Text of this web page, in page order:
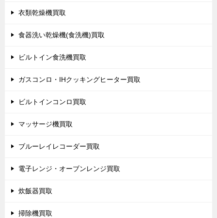
衣類乾燥機買取
食器洗い乾燥機(食洗機)買取
ビルトイン食洗機買取
ガスコンロ・IHクッキングヒーター買取
ビルトインコンロ買取
マッサージ機買取
ブルーレイレコーダー買取
電子レンジ・オーブンレンジ買取
炊飯器買取
掃除機買取